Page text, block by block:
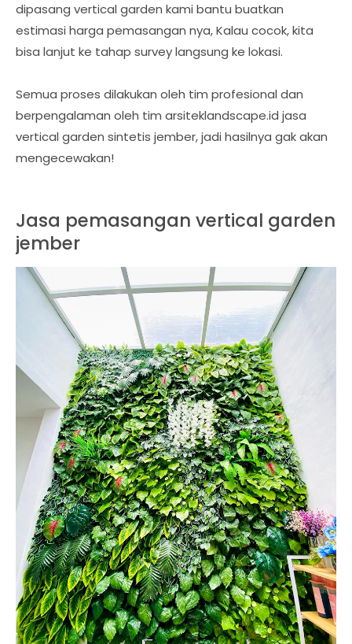
dipasang vertical garden kami bantu buatkan
estimasi harga pemasangan nya, Kalau cocok, kita
bisa lanjut ke tahap survey langsung ke lokasi.
Semua proses dilakukan oleh tim profesional dan
berpengalaman oleh tim arsiteklandscape.id jasa
vertical garden sintetis jember, jadi hasilnya gak akan
mengecewakan!
Jasa pemasangan vertical garden
jember